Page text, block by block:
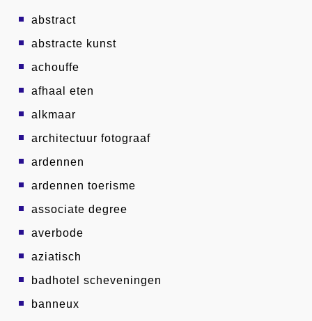
abstract
abstracte kunst
achouffe
afhaal eten
alkmaar
architectuur fotograaf
ardennen
ardennen toerisme
associate degree
averbode
aziatisch
badhotel scheveningen
banneux